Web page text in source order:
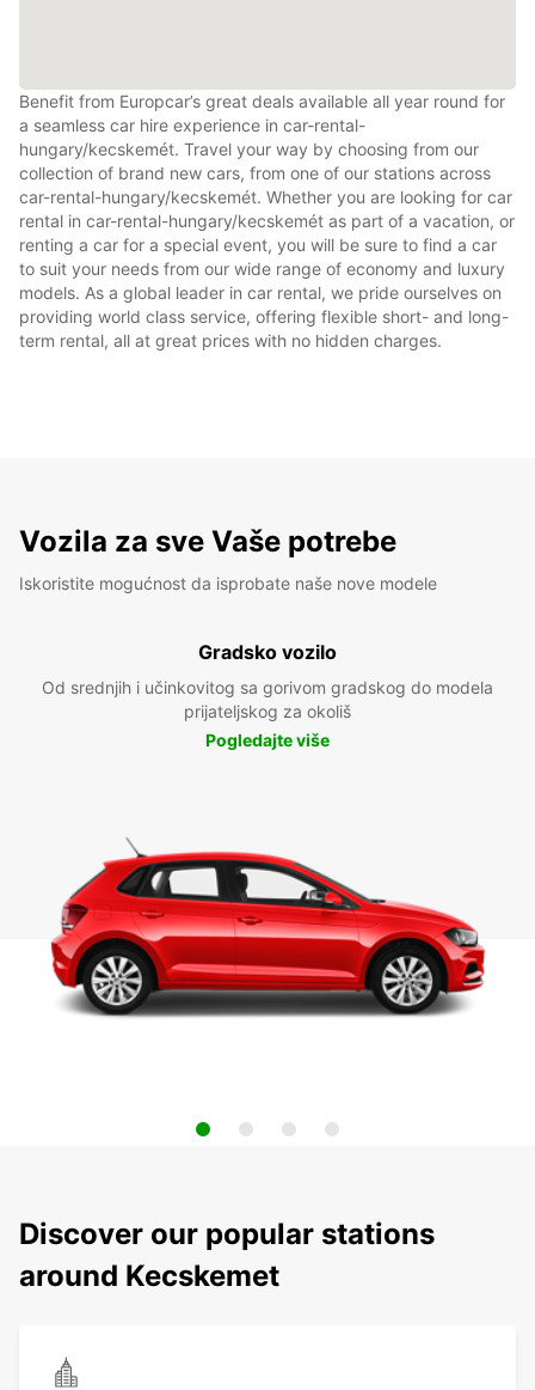
Benefit from Europcar’s great deals available all year round for
a seamless car hire experience in car-rental-
hungary/kecskemét. Travel your way by choosing from our
collection of brand new cars, from one of our stations across
car-rental-hungary/kecskemét. Whether you are looking for car
rental in car-rental-hungary/kecskemét as part of a vacation, or
renting a car for a special event, you will be sure to find a car
to suit your needs from our wide range of economy and luxury
models. As a global leader in car rental, we pride ourselves on
providing world class service, offering flexible short- and long-
term rental, all at great prices with no hidden charges.
Vozila za sve Vaše potrebe
Iskoristite mogućnost da isprobate naše nove modele
Gradsko vozilo
Od srednjih i učinkovitog sa gorivom gradskog do modela
prijateljskog za okoliš
Pogledajte više
Discover our popular stations
around Kecskemet